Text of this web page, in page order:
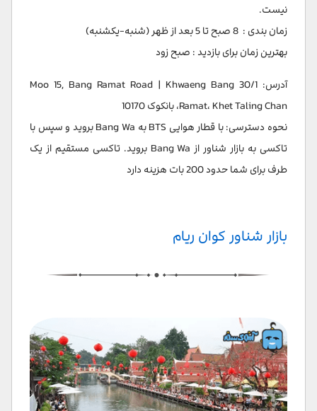
نیست.
زمان بندی : 8 صبح تا 5 بعد از ظهر (شنبه-یکشنبه)
بهترین زمان برای بازدید : صبح زود
آدرس: 30/1 Moo 15, Bang Ramat Road | Khwaeng Bang
Ramat، Khet Taling Chan، بانکوک 10170
نحوه دسترسی: با قطار هوایی BTS به Bang Wa بروید و سپس با
تاکسی به بازار شناور از Bang Wa بروید. تاکسی مستقیم از یک
طرف برای شما حدود 200 بات هزینه دارد
بازار شناور کوان ریام